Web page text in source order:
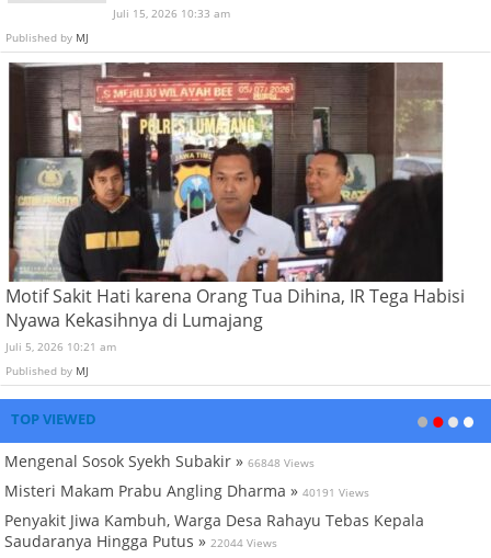
Juli 15, 2026 10:33 am
Published by MJ
Motif Sakit Hati karena Orang Tua Dihina, IR Tega Habisi
Nyawa Kekasihnya di Lumajang
Juli 5, 2026 10:21 am
Published by MJ
TOP VIEWED
Mengenal Sosok Syekh Subakir » 66848 Views
Misteri Makam Prabu Angling Dharma » 40191 Views
Penyakit Jiwa Kambuh, Warga Desa Rahayu Tebas Kepala
Saudaranya Hingga Putus » 22044 Views